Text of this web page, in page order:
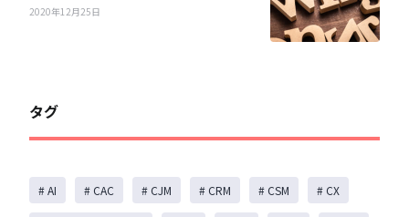
2020年12月25日
タグ
# AI # CAC # CJM # CRM # CSM # CX